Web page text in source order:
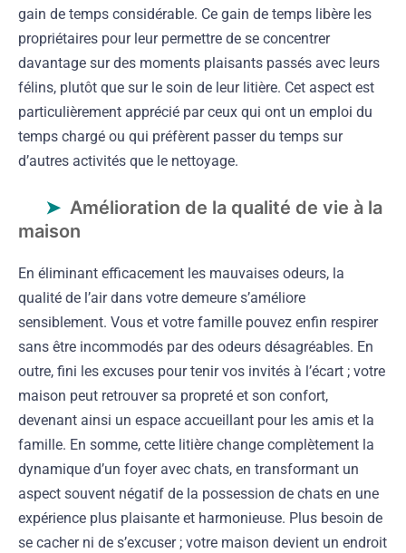
gain de temps considérable. Ce gain de temps libère les
propriétaires pour leur permettre de se concentrer
davantage sur des moments plaisants passés avec leurs
félins, plutôt que sur le soin de leur litière. Cet aspect est
particulièrement apprécié par ceux qui ont un emploi du
temps chargé ou qui préfèrent passer du temps sur
d’autres activités que le nettoyage.
Amélioration de la qualité de vie à la
maison
En éliminant efficacement les mauvaises odeurs, la
qualité de l’air dans votre demeure s’améliore
sensiblement. Vous et votre famille pouvez enfin respirer
sans être incommodés par des odeurs désagréables. En
outre, fini les excuses pour tenir vos invités à l’écart ; votre
maison peut retrouver sa propreté et son confort,
devenant ainsi un espace accueillant pour les amis et la
famille. En somme, cette litière change complètement la
dynamique d’un foyer avec chats, en transformant un
aspect souvent négatif de la possession de chats en une
expérience plus plaisante et harmonieuse. Plus besoin de
se cacher ni de s’excuser ; votre maison devient un endroit